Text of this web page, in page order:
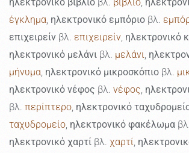
έγκλημα, ηλεκτρονικό εμπόριο βλ.
επιχειρείν βλ. επιχειρείν, ηλεκτρονικό
ηλεκτρονικό μελάνι βλ. μελάνι,
μήνυμα, ηλεκτρονικό μικροσκόπιο βλ.
ηλεκτρονικό νέφος βλ. νέφος,
βλ. περίπτερο, ηλεκτρονικό
ταχυδρομείο, ηλεκτρονικό φακέλωμα
ηλεκτρονικό χαρτί βλ. χαρτί,